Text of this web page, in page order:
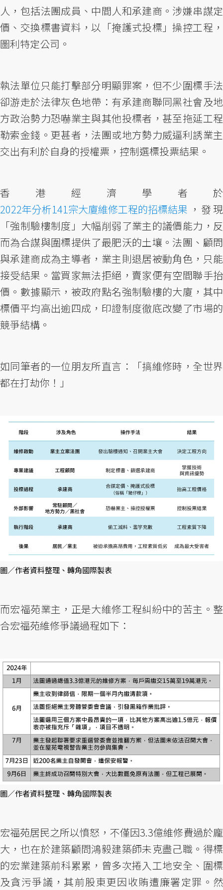
人，包括法團成員、中間人和承建商。涉嫌串謀定
價、交換標書資料，以「掩護式投標」操控工程，
圖利特定公司。
執法單位只能打擊部分明顯罪案，但不少圍標手法
卻游走於法律灰色地帶：有承建商聯同黑社會及地
方政治勢力恐嚇業主與其他投標者，甚至拖延工程
勒索金錢。更甚者，法團或地方勢力威逼利誘業主
交出有利於自身的授權票，控制選標投票結果。
香港經濟學者於
2022年分析141宗大廈維修工程的招標結果 ，發現
「強制驗樓制度」大幅削弱了業主的議價能力，反
而為合謀與圍標提供了最肥沃的土壤。法團、顧問
與承建商成為主導者，業主則退居被動角色，只能
接受結果。當買家無法拒絕，賣家便有空間聯手抬
價。數據顯示，被政府點名強制驗樓的大廈，其中
標價平均高出逾四成，印證制度徹底改變了市場的
競爭結構。
如同筆者的一位朋友所直言：「搞維修時，全世界
都在打劫你！」
圖／作者資料整理、轉角國際製表
而宏福苑業主，正是大維修工程糾紛中的苦主。整
合宏福苑維修爭議過程如下：
圖／作者資料整理、轉角國際製表
宏福苑居民之所以憤怒，不僅因3.3億維修費過於龐
大，也在於建築顧問鴻毅建築師未克盡己職。得標
的宏業建築前科累累，曾多次捲入工地安全、圍標
及貪污爭議，其前股東更因收賄遭廉署定罪。然